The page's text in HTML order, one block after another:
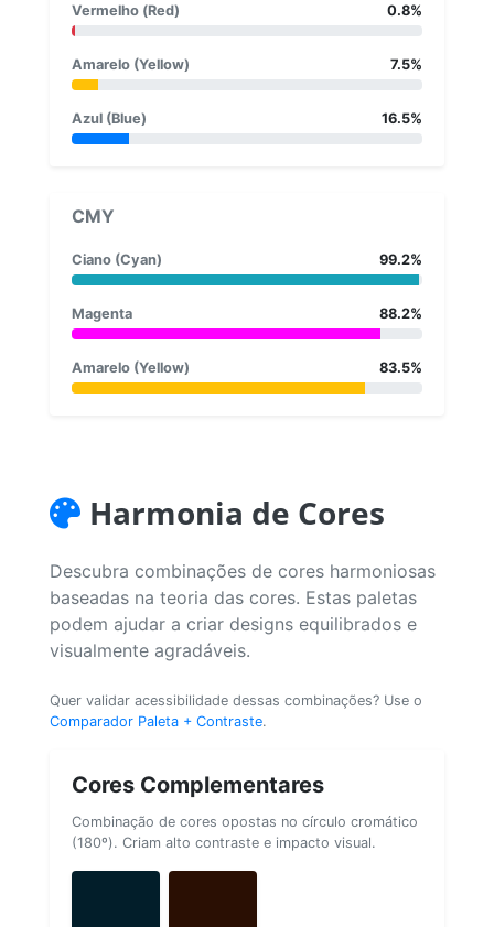
Vermelho (Red) 0.8%
Amarelo (Yellow) 7.5%
Azul (Blue) 16.5%
CMY
Ciano (Cyan) 99.2%
Magenta 88.2%
Amarelo (Yellow) 83.5%
Harmonia de Cores
Descubra combinações de cores harmoniosas
baseadas na teoria das cores. Estas paletas
podem ajudar a criar designs equilibrados e
visualmente agradáveis.
Quer validar acessibilidade dessas combinações? Use o
Comparador Paleta + Contraste.
Cores Complementares
Combinação de cores opostas no círculo cromático
(180º). Criam alto contraste e impacto visual.